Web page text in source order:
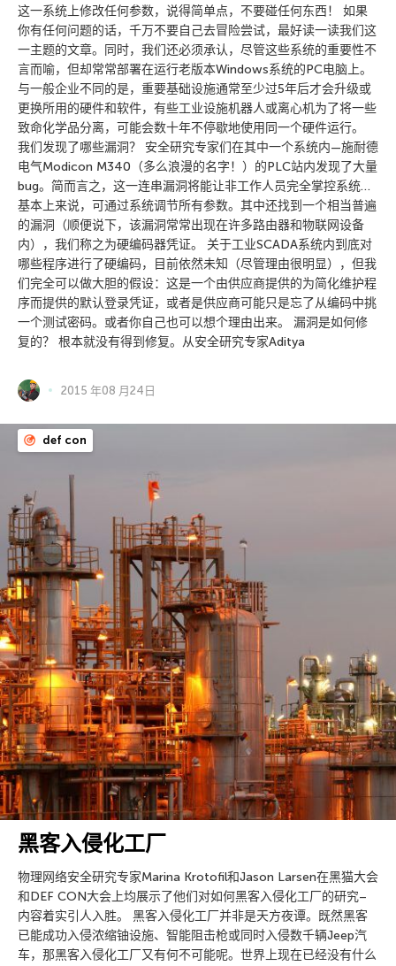
这一系统上修改任何参数，说得简单点，不要碰任何东西！ 如果
你有任何问题的话，千万不要自己去冒险尝试，最好读一读我们这
一主题的文章。同时，我们还必须承认，尽管这些系统的重要性不
言而喻，但却常常部署在运行老版本Windows系统的PC电脑上。
与一般企业不同的是，重要基础设施通常至少过5年后才会升级或
更换所用的硬件和软件，有些工业设施机器人或离心机为了将一些
致命化学品分离，可能会数十年不停歇地使用同一个硬件运行。
我们发现了哪些漏洞？ 安全研究专家们在其中一个系统内—施耐德
电气Modicon M340（多么浪漫的名字！）的PLC站内发现了大量
bug。简而言之，这一连串漏洞将能让非工作人员完全掌控系统…
基本上来说，可通过系统调节所有参数。其中还找到一个相当普遍
的漏洞（顺便说下，该漏洞常常出现在许多路由器和物联网设备
内），我们称之为硬编码器凭证。 关于工业SCADA系统内到底对
哪些程序进行了硬编码，目前依然未知（尽管理由很明显），但我
们完全可以做大胆的假设：这是一个由供应商提供的为简化维护程
序而提供的默认登录凭证，或者是供应商可能只是忘了从编码中挑
一个测试密码。或者你自己也可以想个理由出来。 漏洞是如何修
复的？ 根本就没有得到修复。从安全研究专家Aditya
2015 年08 月24日
def con
黑客入侵化工厂
物理网络安全研究专家Marina Krotofil和Jason Larsen在黑猫大会
和DEF CON大会上均展示了他们对如何黑客入侵化工厂的研究–
内容着实引人入胜。 黑客入侵化工厂并非是天方夜谭。既然黑客
已能成功入侵浓缩铀设施、智能阻击枪或同时入侵数千辆Jeep汽
车，那黑客入侵化工厂又有何不可能呢。世界上现在已经没有什么